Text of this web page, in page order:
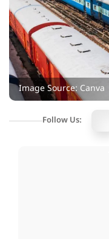
Image Source: Canva
Follow Us: